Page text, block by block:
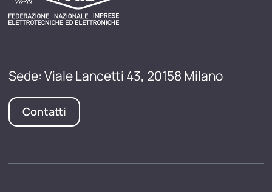
Sede: Viale Lancetti 43, 20158 Milano
Contatti